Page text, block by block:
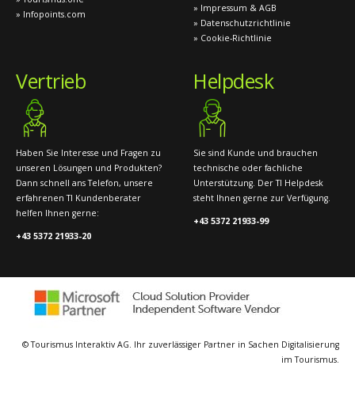
» Infopoints.com
» Impressum & AGB
» Datenschutzrichtlinie
» Cookie-Richtlinie
Vertrieb
Haben Sie Interesse und Fragen zu
unseren Lösungen und Produkten?
Dann schnell ans Telefon, unsere
erfahrenen TI Kundenberater
helfen Ihnen gerne:
+43 5372 21933-20
Helpdesk
Sie sind Kunde und brauchen
technische oder fachliche
Unterstützung. Der TI Helpdesk
steht Ihnen gerne zur Verfügung.
+43 5372 21933-99
© Tourismus Interaktiv AG. Ihr zuverlässiger Partner in Sachen Digitalisierung
im Tourismus.